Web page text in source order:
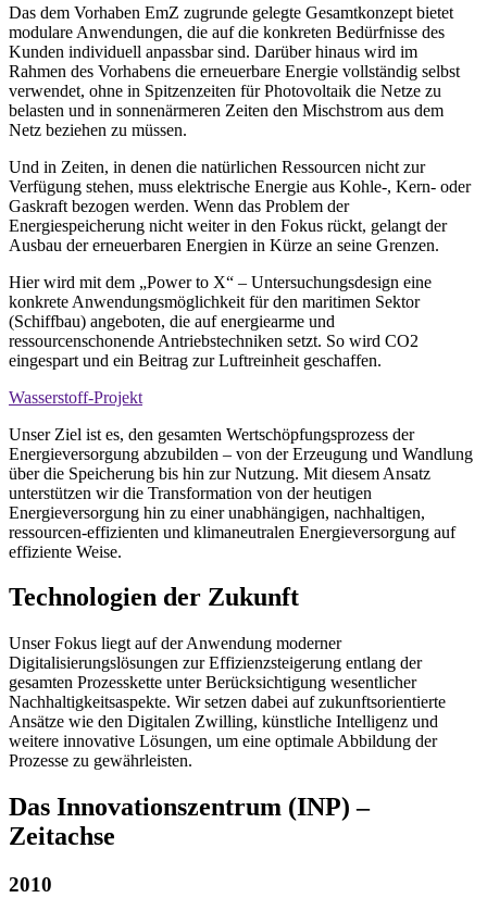
Das dem Vorhaben EmZ zugrunde gelegte Gesamtkonzept bietet
modulare Anwendungen, die auf die konkreten Bedürfnisse des
Kunden individuell anpassbar sind. Darüber hinaus wird im
Rahmen des Vorhabens die erneuerbare Energie vollständig selbst
verwendet, ohne in Spitzenzeiten für Photovoltaik die Netze zu
belasten und in sonnenärmeren Zeiten den Mischstrom aus dem
Netz beziehen zu müssen.
Und in Zeiten, in denen die natürlichen Ressourcen nicht zur
Verfügung stehen, muss elektrische Energie aus Kohle-, Kern- oder
Gaskraft bezogen werden. Wenn das Problem der
Energiespeicherung nicht weiter in den Fokus rückt, gelangt der
Ausbau der erneuerbaren Energien in Kürze an seine Grenzen.
Hier wird mit dem „Power to X“ – Untersuchungsdesign eine
konkrete Anwendungsmöglichkeit für den maritimen Sektor
(Schiffbau) angeboten, die auf energiearme und
ressourcenschonende Antriebstechniken setzt. So wird CO2
eingespart und ein Beitrag zur Luftreinheit geschaffen.
Wasserstoff-Projekt
Unser Ziel ist es, den gesamten Wertschöpfungsprozess der
Energieversorgung abzubilden – von der Erzeugung und Wandlung
über die Speicherung bis hin zur Nutzung. Mit diesem Ansatz
unterstützen wir die Transformation von der heutigen
Energieversorgung hin zu einer unabhängigen, nachhaltigen,
ressourcen-effizienten und klimaneutralen Energieversorgung auf
effiziente Weise.
Technologien der Zukunft
Unser Fokus liegt auf der Anwendung moderner
Digitalisierungslösungen zur Effizienzsteigerung entlang der
gesamten Prozesskette unter Berücksichtigung wesentlicher
Nachhaltigkeitsaspekte. Wir setzen dabei auf zukunftsorientierte
Ansätze wie den Digitalen Zwilling, künstliche Intelligenz und
weitere innovative Lösungen, um eine optimale Abbildung der
Prozesse zu gewährleisten.
Das Innovationszentrum (INP) –
Zeitachse
2010